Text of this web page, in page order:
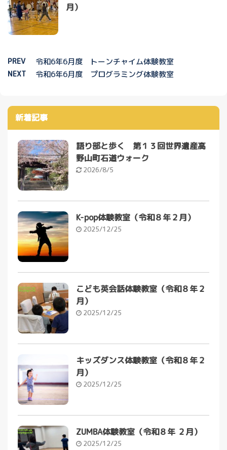
月）
PREV 令和6年6月度 トーンチャイム体験教室
NEXT 令和6年6月度 プログラミング体験教室
新着記事
語り部と歩く 第１３回世界遺産高
野山町石道ウォーク
2026/8/5
K-pop体験教室（令和８年２月）
2025/12/25
こども英会話体験教室（令和８年２
月）
2025/12/25
キッズダンス体験教室（令和８年２
月）
2025/12/25
ZUMBA体験教室（令和８年 ２月）
2025/12/25